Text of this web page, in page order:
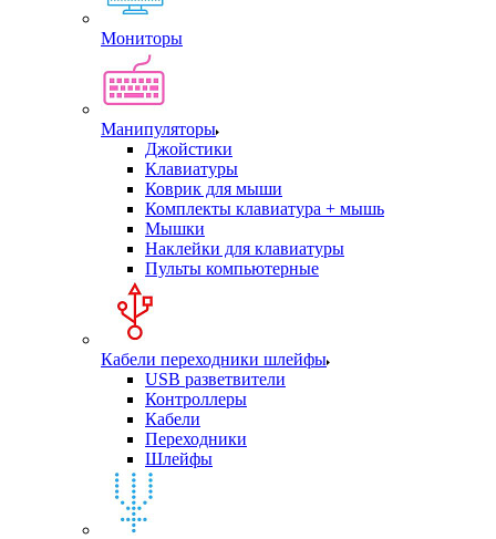
Мониторы
Манипуляторы
Джойстики
Клавиатуры
Коврик для мыши
Комплекты клавиатура + мышь
Мышки
Наклейки для клавиатуры
Пульты компьютерные
Кабели переходники шлейфы
USB разветвители
Контроллеры
Кабели
Переходники
Шлейфы